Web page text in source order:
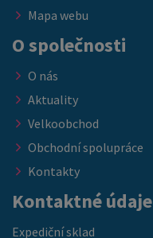
Mapa webu
O společnosti
O nás
Aktuality
Velkoobchod
Obchodní spolupráce
Kontakty
Kontaktné údaje
Expediční sklad